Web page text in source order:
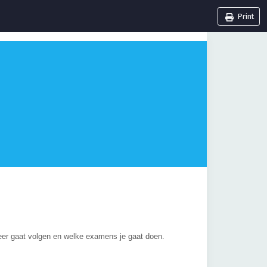
Print